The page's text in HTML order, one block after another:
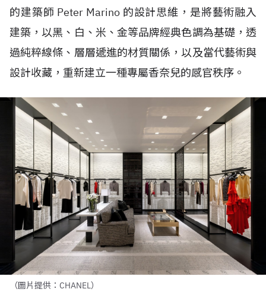
的建築師 Peter Marino 的設計思維，是將藝術融入
建築，以黑、白、米、金等品牌經典色調為基礎，透
過純粹線條、層層遞進的材質關係，以及當代藝術與
設計收藏，重新建立一種專屬香奈兒的感官秩序。
（圖片提供：CHANEL）